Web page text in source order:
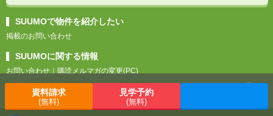
資料請求
(無料)
見学予約
(無料)
SUUMOで物件を紹介したい
掲載のお問い合わせ
SUUMOに関する情報
お問い合わせ
購読メルマガの変更(PC)
利用規約 ｜プライバシーポリシー